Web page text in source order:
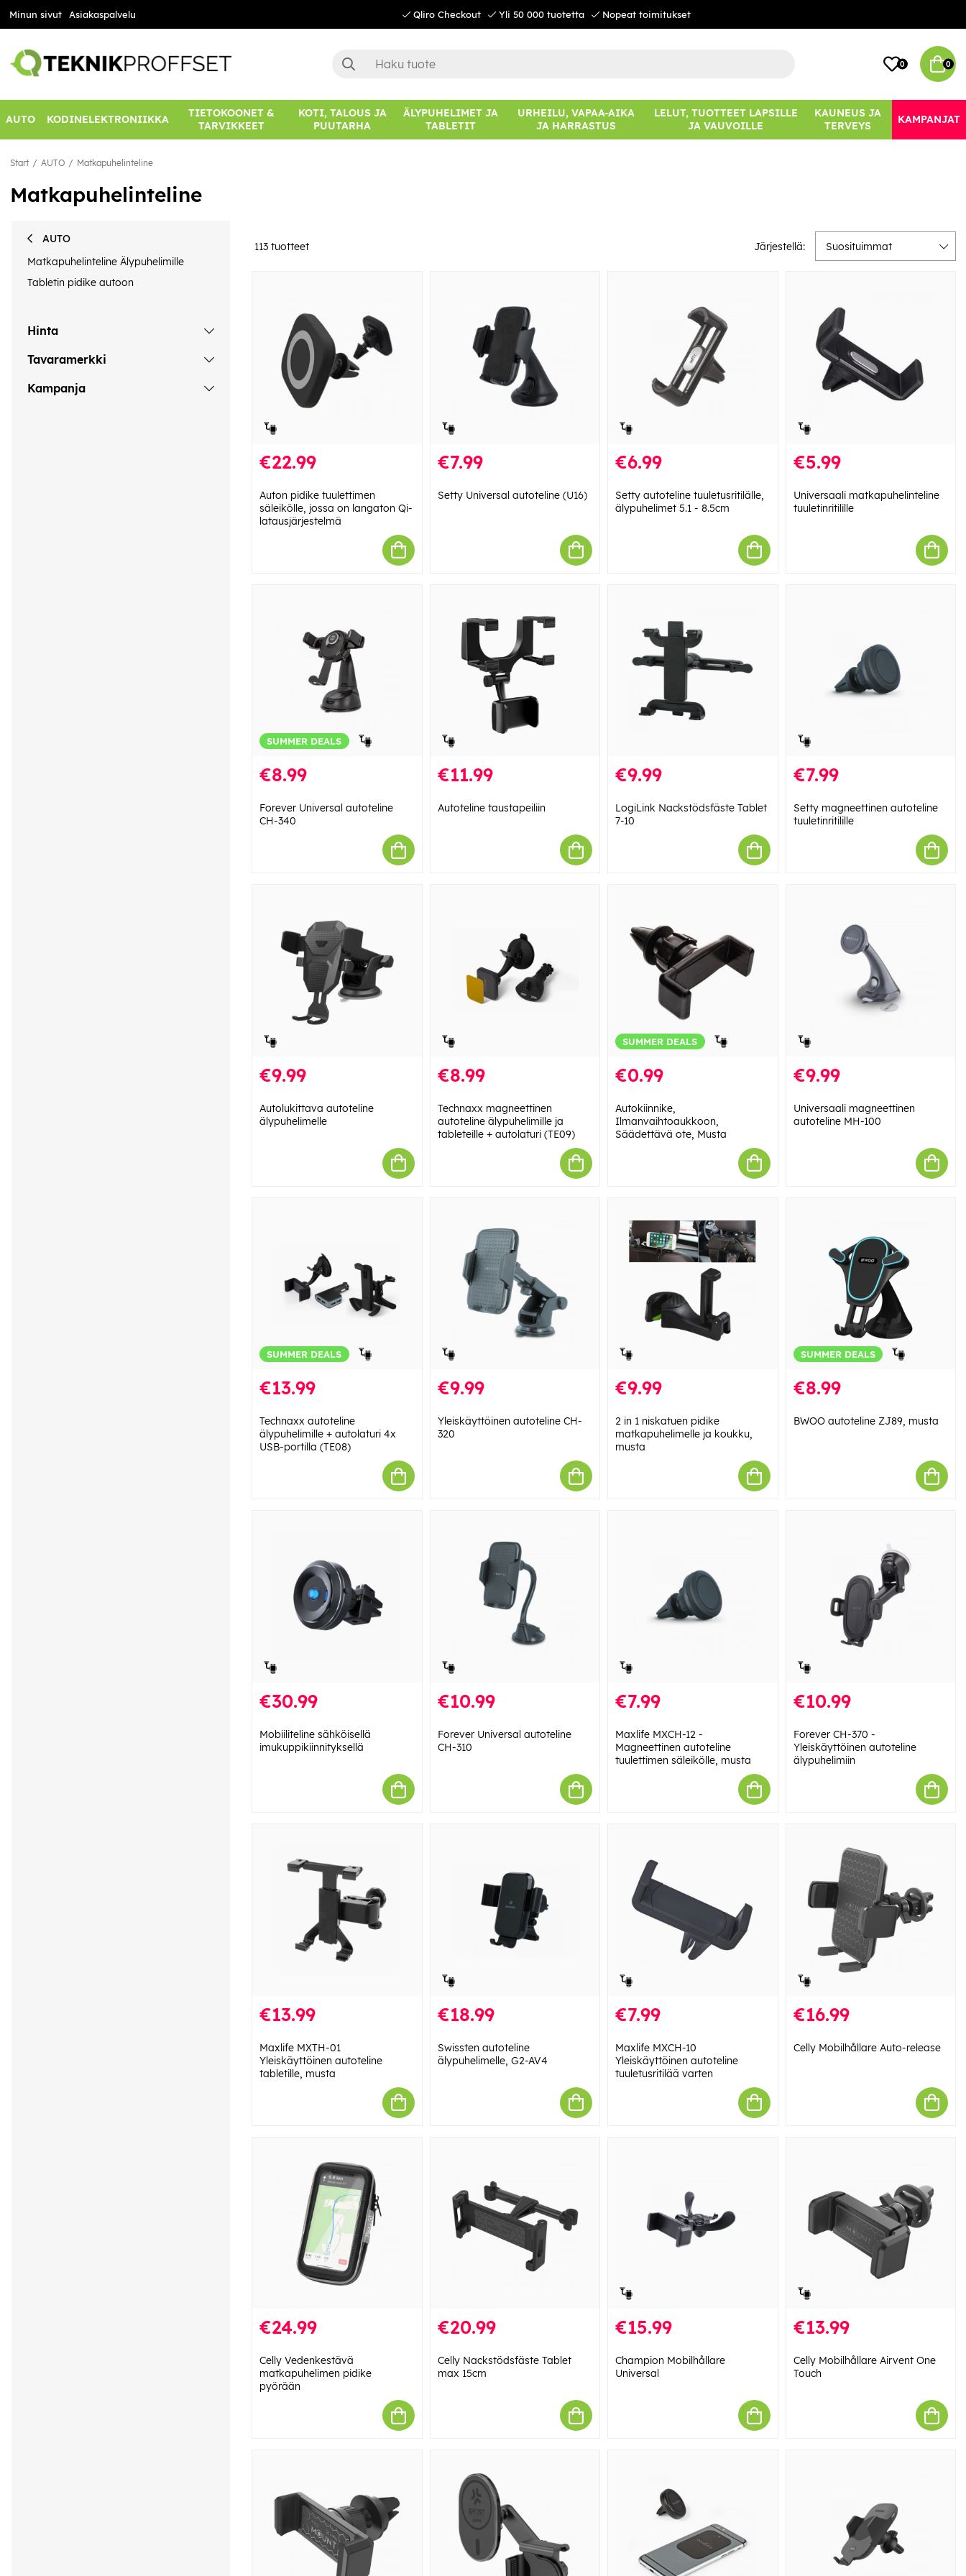
Minun sivut Asiakaspalvelu Qliro Checkout Yli 50 000 tuotetta Nopeat toimitukset
0 0
AUTO KODINELEKTRONIIKKA
TIETOKOONET &
TARVIKKEET
KOTI, TALOUS JA
PUUTARHA
ÄLYPUHELIMET JA
TABLETIT
URHEILU, VAPAA-AIKA
JA HARRASTUS
LELUT, TUOTTEET LAPSILLE
JA VAUVOILLE
KAUNEUS JA
TERVEYS
KAMPANJAT
Start AUTO Matkapuhelinteline
Matkapuhelinteline
AUTO
Matkapuhelinteline Älypuhelimille
Tabletin pidike autoon
Hinta
Tavaramerkki
Kampanja
113 tuotteet Järjestellä: Suosituimmat
€22.99
Auton pidike tuulettimen
säleikölle, jossa on langaton Qi-
latausjärjestelmä
€7.99
Setty Universal autoteline (U16)
€6.99
Setty autoteline tuuletusritilälle,
älypuhelimet 5.1 - 8.5cm
€5.99
Universaali matkapuhelinteline
tuuletinritilille
SUMMER DEALS
€8.99
Forever Universal autoteline
CH-340
€11.99
Autoteline taustapeiliin
€9.99
LogiLink Nackstödsfäste Tablet
7-10
€7.99
Setty magneettinen autoteline
tuuletinritilille
€9.99
Autolukittava autoteline
älypuhelimelle
€8.99
Technaxx magneettinen
autoteline älypuhelimille ja
tableteille + autolaturi (TE09)
SUMMER DEALS
€0.99
Autokiinnike,
Ilmanvaihtoaukkoon,
Säädettävä ote, Musta
€9.99
Universaali magneettinen
autoteline MH-100
SUMMER DEALS
€13.99
Technaxx autoteline
älypuhelimille + autolaturi 4x
USB-portilla (TE08)
€9.99
Yleiskäyttöinen autoteline CH-
320
€9.99
2 in 1 niskatuen pidike
matkapuhelimelle ja koukku,
musta
SUMMER DEALS
€8.99
BWOO autoteline ZJ89, musta
€30.99
Mobiiliteline sähköisellä
imukuppikiinnityksellä
€10.99
Forever Universal autoteline
CH-310
€7.99
Maxlife MXCH-12 -
Magneettinen autoteline
tuulettimen säleikölle, musta
€10.99
Forever CH-370 -
Yleiskäyttöinen autoteline
älypuhelimiin
€13.99
Maxlife MXTH-01
Yleiskäyttöinen autoteline
tabletille, musta
€18.99
Swissten autoteline
älypuhelimelle, G2-AV4
€7.99
Maxlife MXCH-10
Yleiskäyttöinen autoteline
tuuletusritilää varten
€16.99
Celly Mobilhållare Auto-release
€24.99
Celly Vedenkestävä
matkapuhelimen pidike
pyörään
€20.99
Celly Nackstödsfäste Tablet
max 15cm
€15.99
Champion Mobilhållare
Universal
€13.99
Celly Mobilhållare Airvent One
Touch